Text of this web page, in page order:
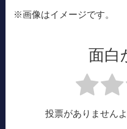
※画像はイメージです。
面白
投票がありません